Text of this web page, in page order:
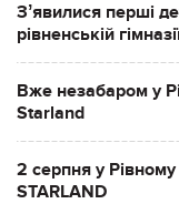
Зʼявилися перші
рівненській
Вже незабаром у
Starland
2 серпня у
STARLAND